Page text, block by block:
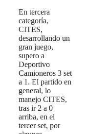
En tercera
categoría,
CITES,
desarrollando un
gran juego,
supero a
Deportivo
Camioneros 3 set
a 1. El partido en
general, lo
manejo CITES,
tras ir 2 a 0
arriba, en el
tercer set, por